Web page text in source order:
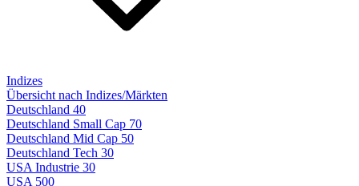
Indizes
Übersicht nach Indizes/Märkten
Deutschland 40
Deutschland Small Cap 70
Deutschland Mid Cap 50
Deutschland Tech 30
USA Industrie 30
USA 500